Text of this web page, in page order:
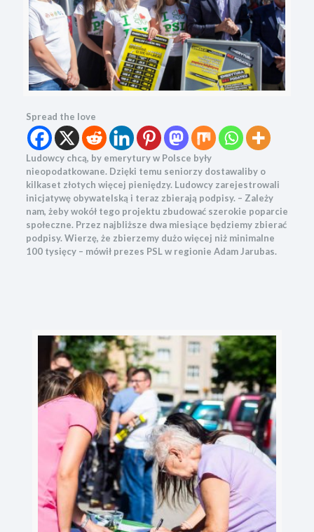
Spread the love
Ludowcy chcą, by emerytury w Polsce były
nieopodatkowane. Dzięki temu seniorzy dostawaliby o
kilkaset złotych więcej pieniędzy. Ludowcy zarejestrowali
inicjatywę obywatelską i teraz zbierają podpisy. – Zależy
nam, żeby wokół tego projektu zbudować szerokie poparcie
społeczne. Przez najbliższe dwa miesiące będziemy zbierać
podpisy. Wierzę, że zbierzemy dużo więcej niż minimalne
100 tysięcy – mówił prezes PSL w regionie Adam Jarubas.